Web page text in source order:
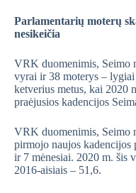
Parlamentarių moterų
nesikeičia
VRK duomenimis, Seimo
vyrai ir 38 moterys –
ketverius metus, kai 2020
praėjusios kadencijos
VRK duomenimis, Seimo
pirmojo naujos kadencijos
ir 7 mėnesiai. 2020 m. šis
2016-aisiais – 51,6.